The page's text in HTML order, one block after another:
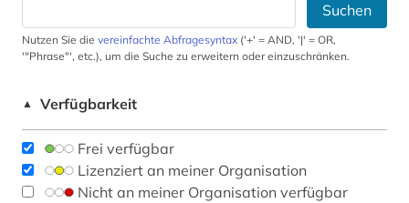
Suchen
Nutzen Sie die vereinfachte Abfragesyntax ('+' = AND, '|' = OR,
'"Phrase"', etc.), um die Suche zu erweitern oder einzuschränken.
▲ Verfügbarkeit
Frei verfügbar
Lizenziert an meiner Organisation
Nicht an meiner Organisation verfügbar